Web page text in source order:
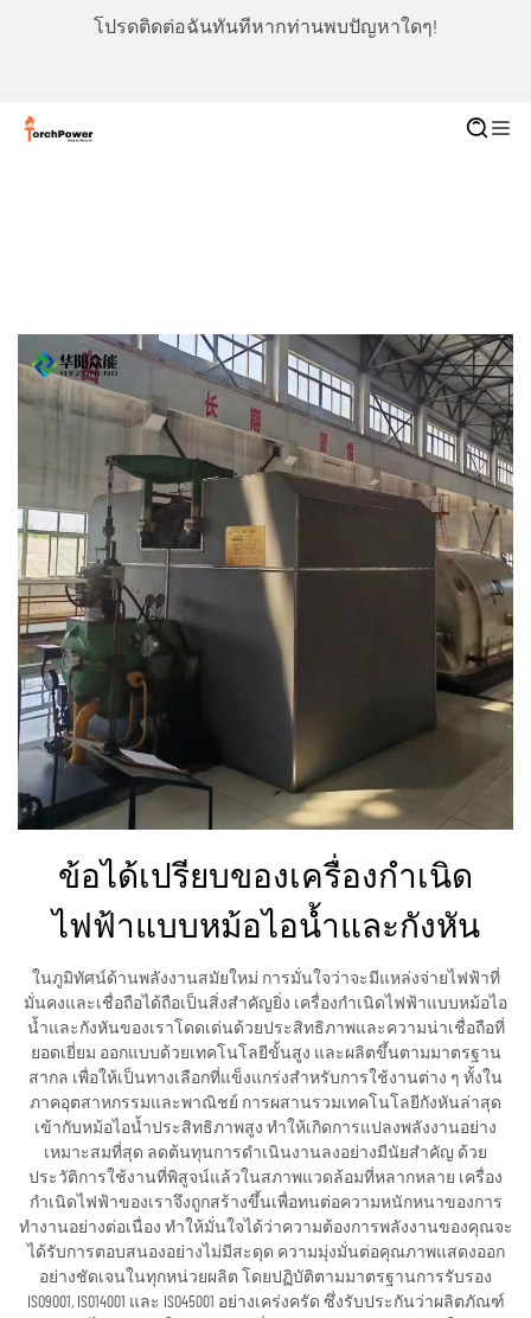
โปรดติดต่อฉันทันทีหากท่านพบปัญหาใดๆ!
ข้อได้เปรียบของเครื่องกำเนิด
ไฟฟ้าแบบหม้อไอน้ำและกังหัน
ในภูมิทัศน์ด้านพลังงานสมัยใหม่ การมั่นใจว่าจะมีแหล่งจ่ายไฟฟ้าที่
มั่นคงและเชื่อถือได้ถือเป็นสิ่งสำคัญยิ่ง เครื่องกำเนิดไฟฟ้าแบบหม้อไอ
น้ำและกังหันของเราโดดเด่นด้วยประสิทธิภาพและความน่าเชื่อถือที่
ยอดเยี่ยม ออกแบบด้วยเทคโนโลยีขั้นสูง และผลิตขึ้นตามมาตรฐาน
สากล เพื่อให้เป็นทางเลือกที่แข็งแกร่งสำหรับการใช้งานต่าง ๆ ทั้งใน
ภาคอุตสาหกรรมและพาณิชย์ การผสานรวมเทคโนโลยีกังหันล่าสุด
เข้ากับหม้อไอน้ำประสิทธิภาพสูง ทำให้เกิดการแปลงพลังงานอย่าง
เหมาะสมที่สุด ลดต้นทุนการดำเนินงานลงอย่างมีนัยสำคัญ ด้วย
ประวัติการใช้งานที่พิสูจน์แล้วในสภาพแวดล้อมที่หลากหลาย เครื่อง
กำเนิดไฟฟ้าของเราจึงถูกสร้างขึ้นเพื่อทนต่อความหนักหนาของการ
ทำงานอย่างต่อเนื่อง ทำให้มั่นใจได้ว่าความต้องการพลังงานของคุณจะ
ได้รับการตอบสนองอย่างไม่มีสะดุด ความมุ่งมั่นต่อคุณภาพแสดงออก
อย่างชัดเจนในทุกหน่วยผลิต โดยปฏิบัติตามมาตรฐานการรับรอง
ISO9001, ISO14001 และ ISO45001 อย่างเคร่งครัด ซึ่งรับประกันว่าผลิตภัณฑ์